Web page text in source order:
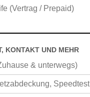
(Vertrag / Prepaid)
KONTAKT UND MEHR
& unterwegs)
Speedtest